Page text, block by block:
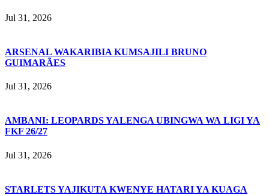
Jul 31, 2026
ARSENAL WAKARIBIA KUMSAJILI BRUNO
GUIMARÃES
Jul 31, 2026
AMBANI: LEOPARDS YALENGA UBINGWA WA LIGI YA
FKF 26/27
Jul 31, 2026
STARLETS YAJIKUTA KWENYE HATARI YA KUAGA